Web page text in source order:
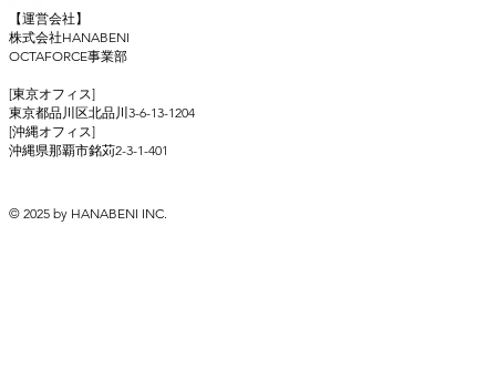
【運営会社】
株式会社HANABENI
OCTAFORCE事業部
[東京オフィス]
東京都品川区北品川3-6-13-1204
[沖縄オフィス]
​沖縄県那覇市銘苅2-3-1-401
© 2025 by HANABENI INC.